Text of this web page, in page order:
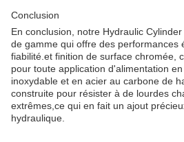
Conclusion
En conclusion, notre Hydraulic
de gamme qui offre des performances
fiabilité.et finition de surface chromée,
pour toute application d'alimentation
inoxydable et en acier au carbone de
construite pour résister à de lourdes
extrêmes,ce qui en fait un ajout
hydraulique.